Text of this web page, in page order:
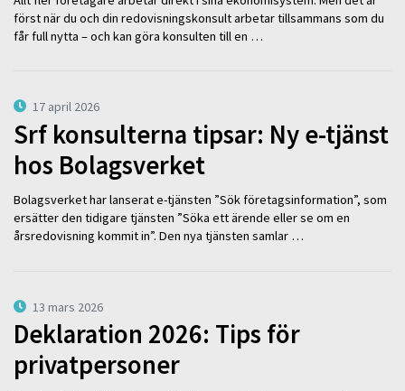
först när du och din redovisningskonsult arbetar tillsammans som du
får full nytta – och kan göra konsulten till en …
17 april 2026
Srf konsulterna tipsar: Ny e-tjänst
hos Bolagsverket
Bolagsverket har lanserat e-tjänsten ”Sök företagsinformation”, som
ersätter den tidigare tjänsten ”Söka ett ärende eller se om en
årsredovisning kommit in”. Den nya tjänsten samlar …
13 mars 2026
Deklaration 2026: Tips för
privatpersoner